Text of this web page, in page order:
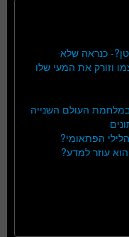
כנראה שלא
וזורק את המעי שלו
העולם השנייה
הפתאומי?
עוזר למדע?